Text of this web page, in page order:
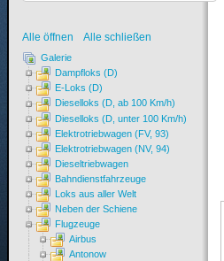
Alle öffnen Alle schließen
Galerie
Dampfloks (D)
E-Loks (D)
Dieselloks (D, ab 100 Km/h)
Dieselloks (D, unter 100 Km/h)
Elektrotriebwagen (FV, 93)
Elektrotriebwagen (NV, 94)
Dieseltriebwagen
Bahndienstfahrzeuge
Loks aus aller Welt
Neben der Schiene
Flugzeuge
Airbus
Antonow